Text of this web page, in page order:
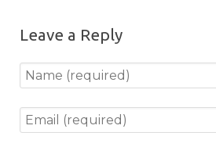
Leave a Reply